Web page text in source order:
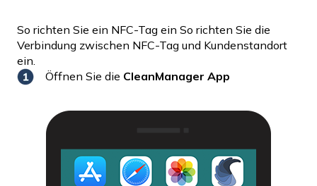
So richten Sie ein NFC-Tag ein So richten Sie die
Verbindung zwischen NFC-Tag und Kundenstandort
ein.
Öffnen Sie die CleanManager App